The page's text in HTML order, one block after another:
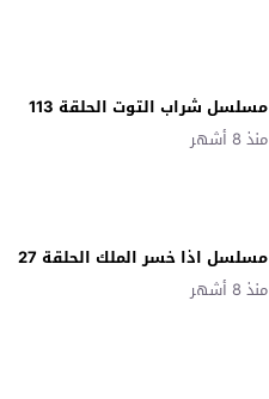
مسلسل شراب التوت الحلقة 113
منذ 8 أشهر
مسلسل اذا خسر الملك الحلقة 27
منذ 8 أشهر